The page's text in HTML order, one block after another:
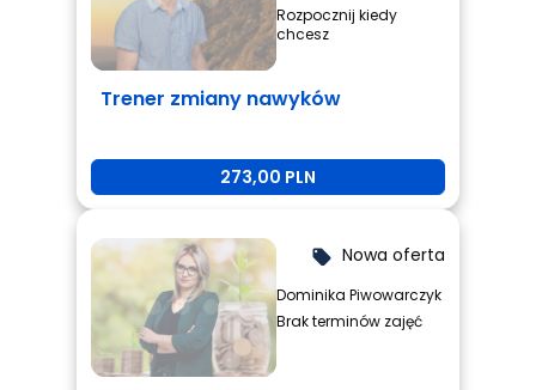
Rozpocznij kiedy
chcesz
Trener zmiany nawyków
273,00 PLN
local_offer Nowa oferta
Dominika Piwowarczyk
Brak terminów zajęć